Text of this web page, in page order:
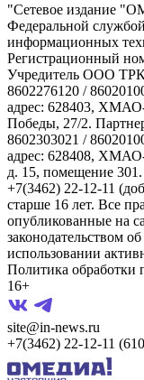
"Сетевое издание
Федеральной
информационных
Регистрационный
Учредитель ООО
8602276120 /
адрес: 628403,
Победы, 27/2.
8602303021 /
адрес: 628408,
д. 15, помещение
+7(3462) 22-12-11
старше 16 лет. Все
опубликованные на
законодательством
использовании
Политика обработки
16+
site@in-news.ru
+7(3462) 22-12-11